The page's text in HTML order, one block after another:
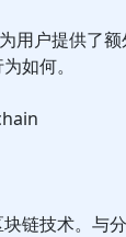
用户提供了
如何。
链技术。与